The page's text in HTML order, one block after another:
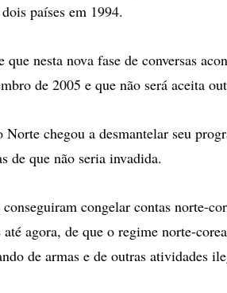
países em 1994.
nesta nova fase de conversas
de 2005 e que não será aceita
chegou a desmantelar seu
de que não seria invadida.
congelar contas norte-
agora, de que o regime norte-
de armas e de outras atividades